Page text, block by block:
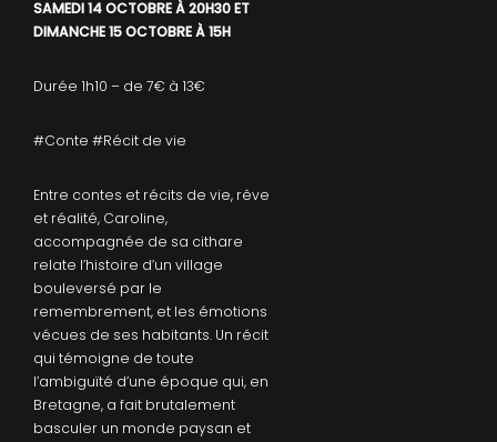
SAMEDI 14 OCTOBRE À 20H30 ET
DIMANCHE 15 OCTOBRE À 15H
Durée 1h10 – de 7€ à 13€
#Conte #Récit de vie
Entre contes et récits de vie, rêve
et réalité, Caroline,
accompagnée de sa cithare
relate l’histoire d’un village
bouleversé par le
remembrement, et les émotions
vécues de ses habitants. Un récit
qui témoigne de toute
l’ambiguïté d’une époque qui, en
Bretagne, a fait brutalement
basculer un monde paysan et